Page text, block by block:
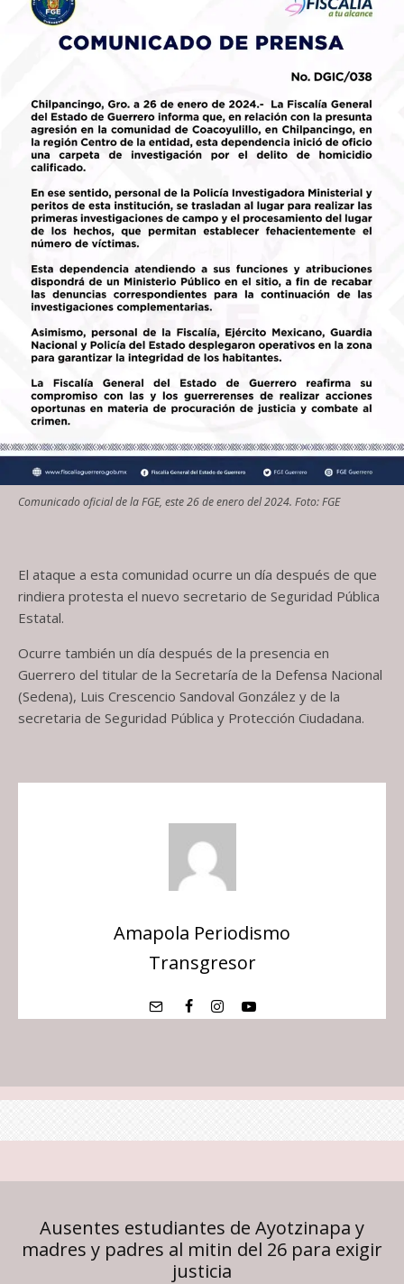
Comunicado oficial de la FGE, este 26 de enero del 2024. Foto: FGE
El ataque a esta comunidad ocurre un día después de que
rindiera protesta el nuevo secretario de Seguridad Pública
Estatal.
Ocurre también un día después de la presencia en
Guerrero del titular de la Secretaría de la Defensa Nacional
(Sedena), Luis Crescencio Sandoval González y de la
secretaria de Seguridad Pública y Protección Ciudadana.
Amapola Periodismo
Transgresor
Ausentes estudiantes de Ayotzinapa y
madres y padres al mitin del 26 para exigir
justicia